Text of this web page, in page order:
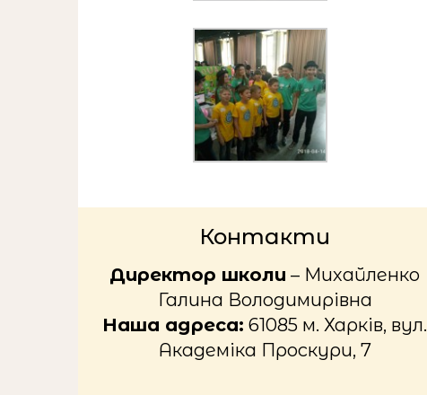
Контакти
Директор школи – Михайленко
Галина Володимирівна
Наша адреса: 61085 м. Харків, вул.
Академіка Проскури, 7